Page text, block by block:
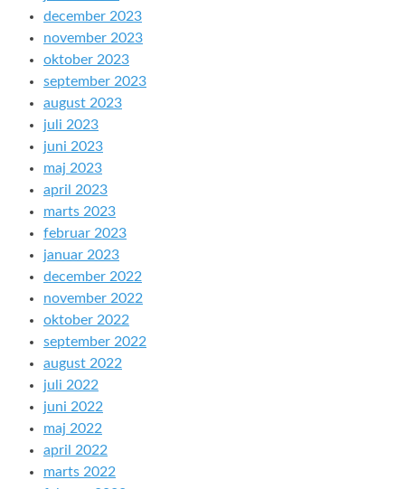
december 2023
november 2023
oktober 2023
september 2023
august 2023
juli 2023
juni 2023
maj 2023
april 2023
marts 2023
februar 2023
januar 2023
december 2022
november 2022
oktober 2022
september 2022
august 2022
juli 2022
juni 2022
maj 2022
april 2022
marts 2022